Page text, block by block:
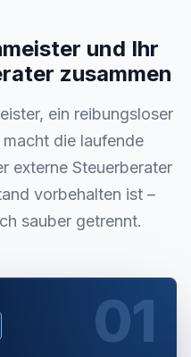
und Ihr
zusammen
ein reibungsloser
die laufende
externe Steuerberater
vorbehalten ist –
sauber getrennt.
01